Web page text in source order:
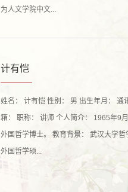
为人文学院中文...
计有恺
姓名： 计有恺 性别： 男 出生年月： 通讯地址： 电子邮
箱： 职称： 讲师 个人简介： 1965年9
外国哲学博士。 教育背景： 武汉大学
外国哲学硕...